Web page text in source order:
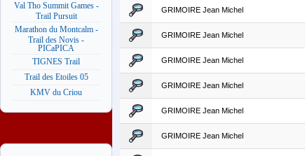
Val Tho Summit Games -
Trail Pursuit
Marathon du Montcalm -
Trail des Novis -
PICaPICA
TIGNES Trail
Trail des Etoiles 05
KMV du Criou
GRIMOIRE Jean Michel
GRIMOIRE Jean Michel
GRIMOIRE Jean Michel
GRIMOIRE Jean Michel
GRIMOIRE Jean Michel
GRIMOIRE Jean Michel